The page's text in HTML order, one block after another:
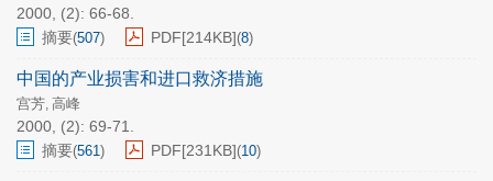
2000, (2): 66-68.
摘要(507) PDF[214KB](8)
中国的产业损害和进口救济措施
宫芳, 高峰
2000, (2): 69-71.
摘要(561) PDF[231KB](10)